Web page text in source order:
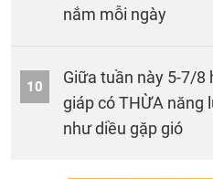
nắm mỗi ngày
10
Giữa tuần này 5-7/8
giáp có THỪA năng
như diều gặp gió